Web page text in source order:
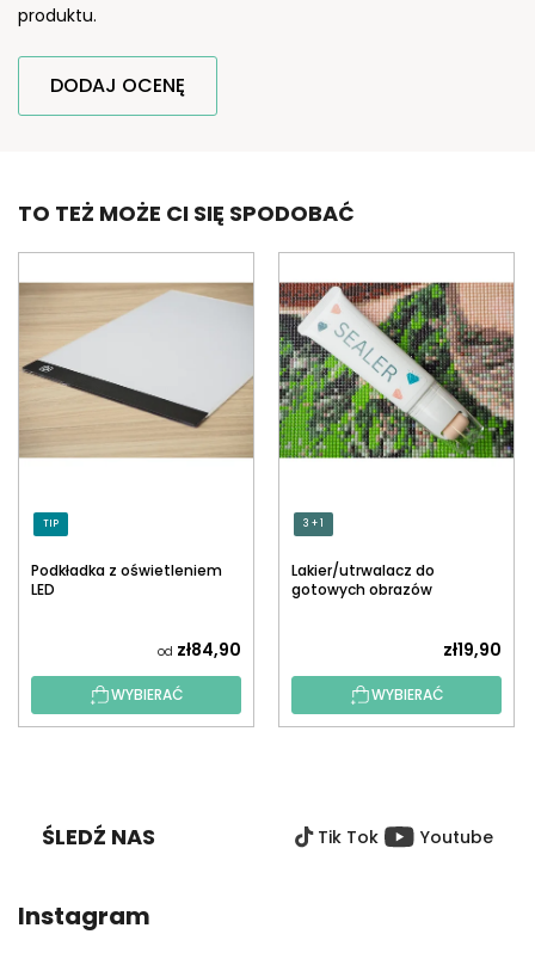
produktu.
DODAJ OCENĘ
TO TEŻ MOŻE CI SIĘ SPODOBAĆ
TIP
Podkładka z oświetleniem
LED
od zł84,90
WYBIERAĆ
3 + 1
Lakier/utrwalacz do
gotowych obrazów
zł19,90
WYBIERAĆ
ŚLEDŹ NAS Tik Tok Youtube
Instagram